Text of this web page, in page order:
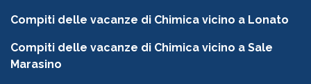
Compiti delle vacanze di Chimica vicino a Lonato
Compiti delle vacanze di Chimica vicino a Sale
Marasino